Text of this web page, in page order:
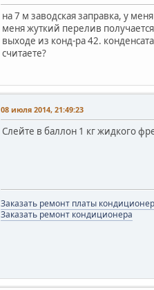
на 7 м заводская заправка, у
меня жуткий перелив
выходе из конд-ра 42.
считаете?
08 июля 2014, 21:49:23
Слейте в баллон 1 кг жидкого
Заказать ремонт платы
Заказать ремонт кондиционера